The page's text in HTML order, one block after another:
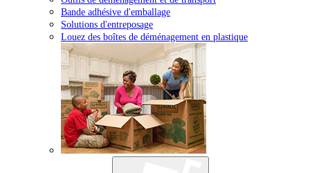
Bande adhésive d'emballage
Solutions d'entreposage
Louez des boîtes de déménagement en plastique